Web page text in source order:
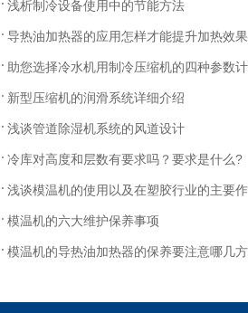
浅析制冷设备使用中的节能方法
导热油加热器的应用怎样才能提升加热效
助您选择冷水机用制冷压缩机的四种参数
新型压缩机的润滑系统详细介绍
浅谈管道除湿机系统的风道设计
冷库对高度和层数有要求吗？要求是什么?
浅谈模温机的使用以及在塑胶行业的主要
模温机的六大维护保养事项
模温机的导热油加热器的保养要注意哪几